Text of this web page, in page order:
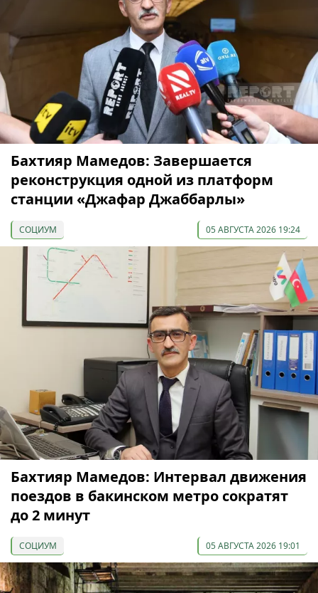
Бахтияр Мамедов: Завершается
реконструкция одной из платформ
станции «Джафар Джаббарлы»
СОЦИУМ 05 АВГУСТА 2026 19:24
Бахтияр Мамедов: Интервал движения
поездов в бакинском метро сократят
до 2 минут
СОЦИУМ 05 АВГУСТА 2026 19:01